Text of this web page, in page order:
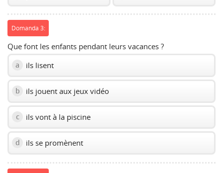
Domanda 3:
Que font les enfants pendant leurs vacances ?
a ils lisent
b ils jouent aux jeux vidéo
c ils vont à la piscine
d ils se promènent